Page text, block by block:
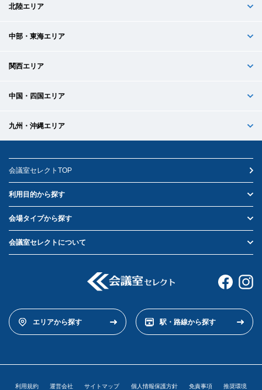
北陸エリア
中部・東海エリア
関西エリア
中国・四国エリア
九州・沖縄エリア
会議室セレクトTOP
利用目的から探す
会場タイプから探す
会議室セレクトについて
エリアから探す 駅・路線から探す
利用規約 運営会社 サイトマップ 個人情報保護方針 免責事項 推奨環境